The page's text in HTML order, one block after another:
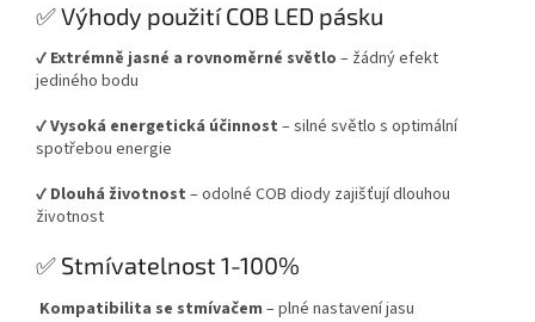
✅ Výhody použití COB LED pásku
✔️ Extrémně jasné a rovnoměrné světlo – žádný efekt
jediného bodu
✔️Vysoká energetická účinnost – silné světlo s optimální
spotřebou energie
✔️ Dlouhá životnost – odolné COB diody zajišťují dlouhou
životnost
✅ Stmívatelnost 1-100%
Kompatibilita se stmívačem – plné nastavení jasu